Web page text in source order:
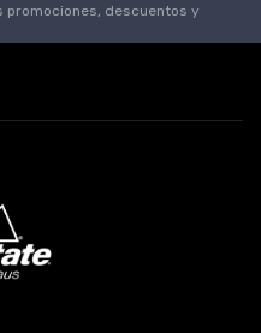
promociones, descuentos y